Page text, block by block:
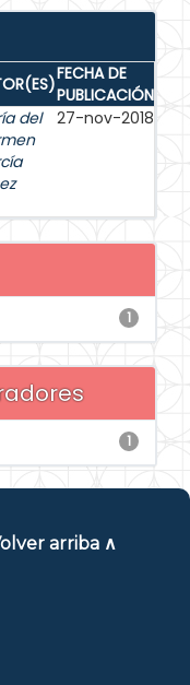
FECHA DE
PUBLICACIÓN
del
27-nov-2018
1
1
arriba ∧